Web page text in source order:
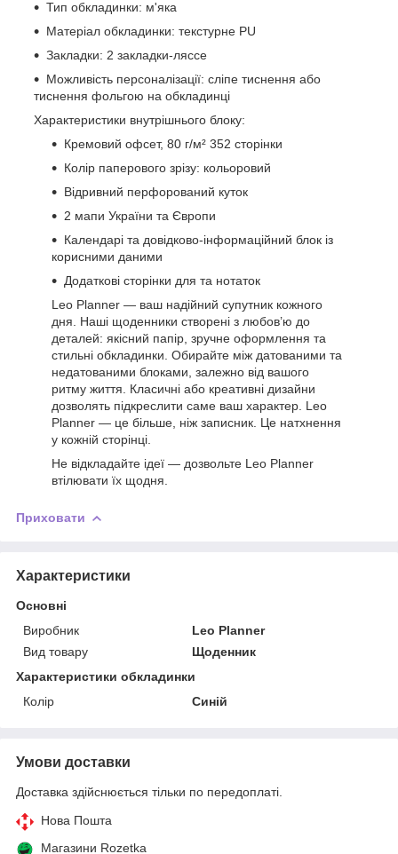
Тип обкладинки: м'яка
Матеріал обкладинки: текстурне PU
Закладки: 2 закладки-ляссе
Можливість персоналізації: сліпе тиснення або
тиснення фольгою на обкладинці
Характеристики внутрішнього блоку:
Кремовий офсет, 80 г/м² 352 сторінки
Колір паперового зрізу: кольоровий
Відривний перфорований куток
2 мапи України та Європи
Календарі та довідково-інформаційний блок із
корисними даними
Додаткові сторінки для та нотаток
Leo Planner — ваш надійний супутник кожного
дня. Наші щоденники створені з любов’ю до
деталей: якісний папір, зручне оформлення та
стильні обкладинки. Обирайте між датованими та
недатованими блоками, залежно від вашого
ритму життя. Класичні або креативні дизайни
дозволять підкреслити саме ваш характер. Leo
Planner — це більше, ніж записник. Це натхнення
у кожній сторінці.
Не відкладайте ідеї — дозвольте Leo Planner
втілювати їх щодня.
Приховати
Характеристики
Основні
Виробник
Leo Planner
Вид товару
Щоденник
Характеристики обкладинки
Колір
Синій
Умови доставки
Доставка здійснюється тільки по передоплаті.
Нова Пошта
Магазини Rozetka